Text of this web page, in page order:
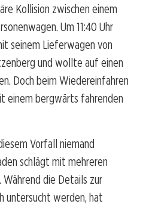
Kollision zwischen einem
Um 11:40 Uhr
seinem Lieferwagen von
und wollte auf einen
Doch beim Wiedereinfahren
einem bergwärts fahrenden
Vorfall niemand
schlägt mit mehreren
Während die Details zur
untersucht werden, hat